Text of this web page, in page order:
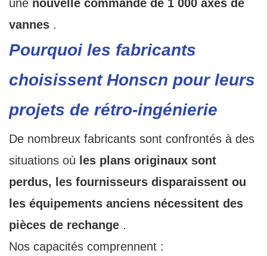
une nouvelle commande de 1 000 axes de
vannes .
Pourquoi les fabricants
choisissent Honscn pour leurs
projets de rétro-ingénierie
De nombreux fabricants sont confrontés à des
situations où les plans originaux sont
perdus, les fournisseurs disparaissent ou
les équipements anciens nécessitent des
pièces de rechange .
Nos capacités comprennent :